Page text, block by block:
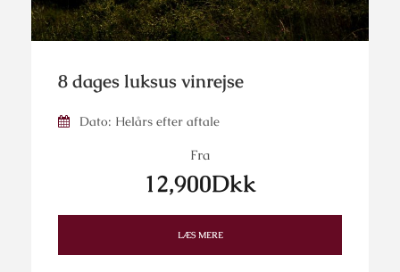
8 dages luksus vinrejse
Dato: Helårs efter aftale
Fra
12,900Dkk
LÆS MERE